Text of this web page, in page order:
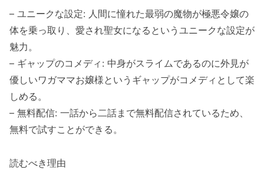
– ユニークな設定: 人間に憧れた最弱の魔物が極悪令嬢の
体を乗っ取り、愛され聖女になるというユニークな設定が
魅力。
– ギャップのコメディ: 中身がスライムであるのに外見が
優しいワガママお嬢様というギャップがコメディとして楽
しめる。
– 無料配信: 一話から二話まで無料配信されているため、
無料で試すことができる。
読むべき理由